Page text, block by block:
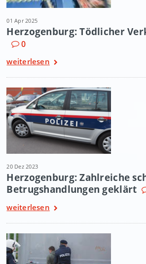
01 Apr 2025
Herzogenburg: Tödlicher
0
weiterlesen
20 Dez 2023
Herzogenburg: Zahlreiche
Betrugshandlungen geklärt
weiterlesen